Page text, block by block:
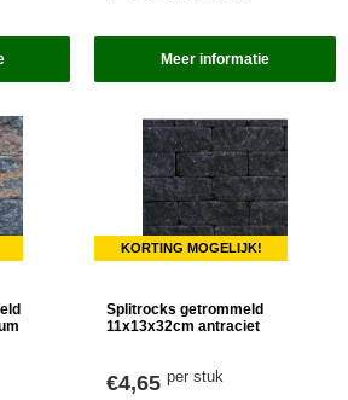
Meer informatie
KORTING MOGELIJK!
Splitrocks getrommeld
11x13x32cm antraciet
€4,65per stuk